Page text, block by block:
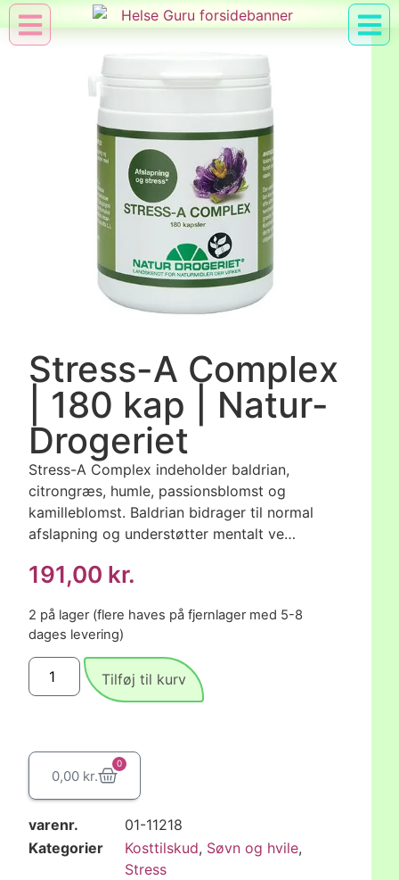
Stress-A Complex
| 180 kap | Natur-
Drogeriet
Stress-A Complex indeholder baldrian,
citrongræs, humle, passionsblomst og
kamilleblomst. Baldrian bidrager til normal
afslapning og understøtter mentalt ve…
191,00 kr.
2 på lager (flere haves på fjernlager med 5-8
dages levering)
Tilføj til kurv
0,00 kr.
0
varenr.
01-11218
Kategorier
Kosttilskud, Søvn og hvile,
Stress